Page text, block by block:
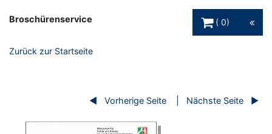
Broschürenservice
0
Zurück zur Startseite
Vorherige Seite Nächste Seite